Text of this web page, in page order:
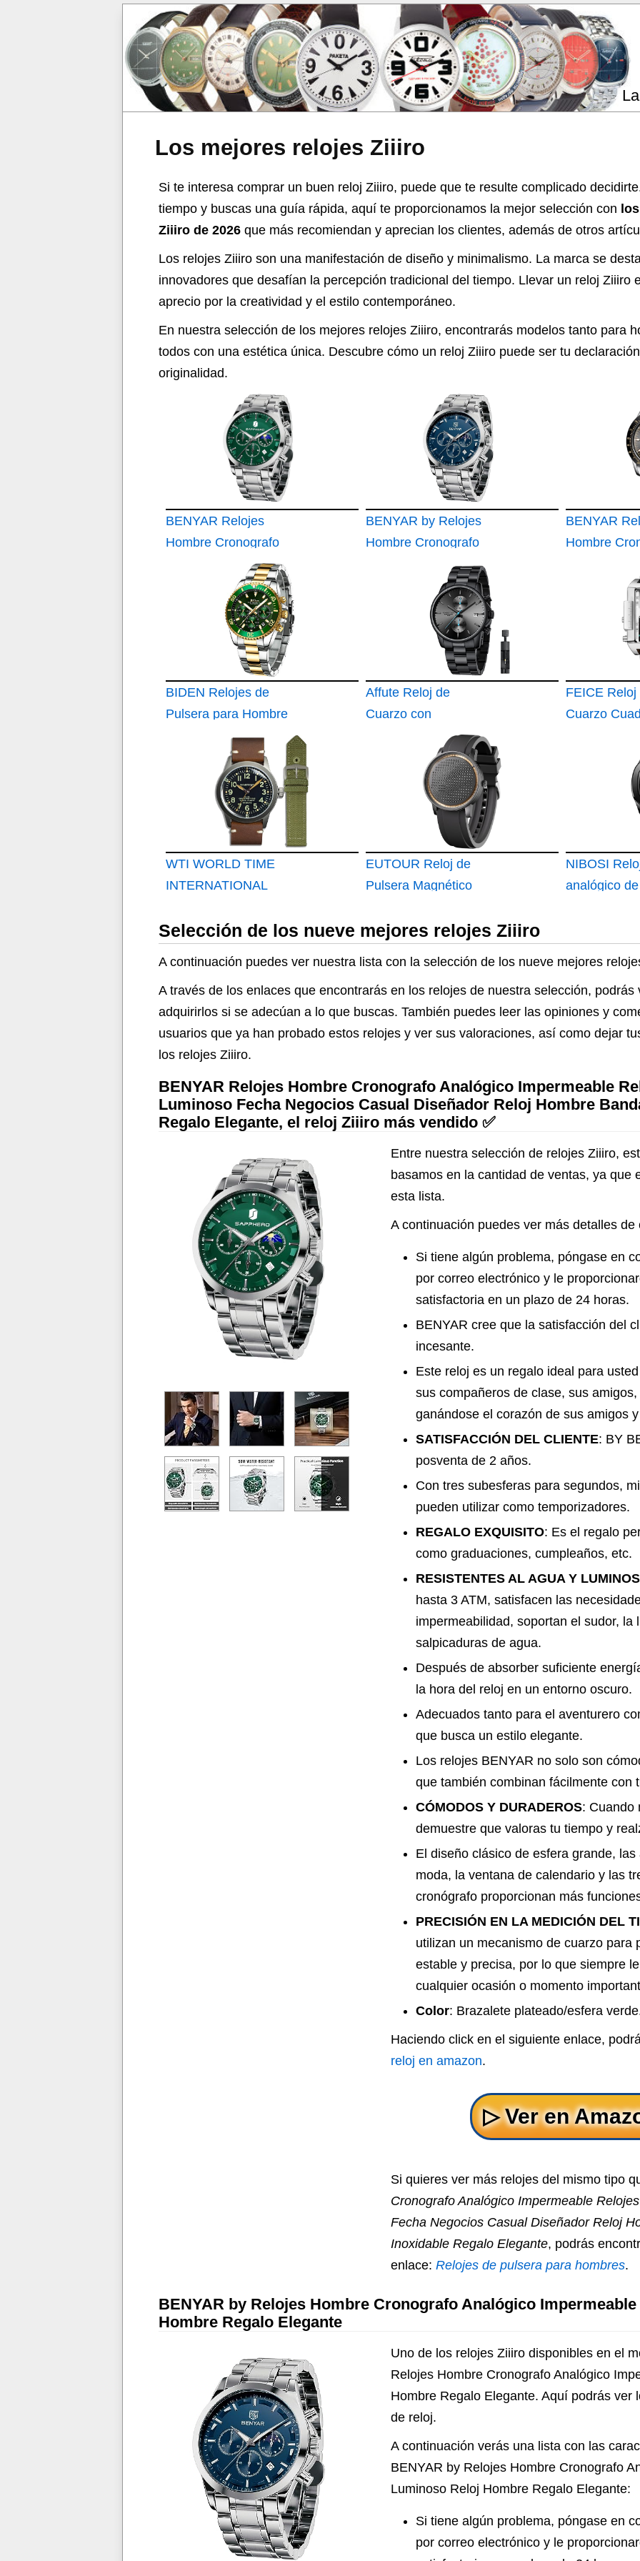
Los mejores relojes Ziiiro
Si te interesa comprar un buen reloj Ziiiro, puede que te resulte complicado
tiempo y buscas una guía rápida, aquí te proporcionamos la mejor selección con
Ziiiro de 2026 que más recomiendan y aprecian los clientes, además de otros
Los relojes Ziiiro son una manifestación de diseño y minimalismo. La marca se
innovadores que desafían la percepción tradicional del tiempo. Llevar un reloj Ziiiro
aprecio por la creatividad y el estilo contemporáneo.
En nuestra selección de los mejores relojes Ziiiro, encontrarás modelos tanto para
todos con una estética única. Descubre cómo un reloj Ziiiro puede ser tu
originalidad.
BENYAR Relojes
Hombre Cronografo
Impermeable Relojes
de Pulsera Luminoso
Fecha Negocios
Casual Diseñador
Reloj Hombre Banda
de Acero Inoxidable
Regalo Elegante
BENYAR by Relojes
Hombre Cronografo
Impermeable
Luminoso Reloj
Hombre Regalo
BENYAR
Hombre
Movimiento
Cuarzo
Luminoso
Reloj
Hombre
Cuero
Casual
Regalo para
BIDEN Relojes de
Pulsera para Hombre
con cronógrafo
Affute Reloj de
Cuarzo con
cronógrafo de Acero
Inoxidable y Metal
FEICE Reloj
Cuarzo
Relojes de
Japonés
Hombres
Pulsera
Hombres
WTI WORLD TIME
INTERNATIONAL
Aviador Inspirado en
Segunda Guerra
Mundial: Edición
Vintage Limitada y
Numerada para
Coleccionistas con
Extras Incluidos
EUTOUR Reloj de
Pulsera Magnético
Acero Esfera con
Correa de Silicona
Cristal de Vidrio
Diseño Único Nuevo
NIBOSI
analógico
Selección de los nueve mejores relojes Ziiiro
A continuación puedes ver nuestra lista con la selección de los nueve mejores
A través de los enlaces que encontrarás en los relojes de nuestra selección,
adquirirlos si se adecúan a lo que buscas. También puedes leer las opiniones y
usuarios que ya han probado estos relojes y ver sus valoraciones, así como dejar
los relojes Ziiiro.
BENYAR Relojes Hombre Cronografo Analógico Impermeable
Luminoso Fecha Negocios Casual Diseñador Reloj Hombre
Regalo Elegante, el reloj Ziiiro más vendido ✅
Entre nuestra selección de relojes Ziiiro,
basamos en la cantidad de ventas, ya que
esta lista.
A continuación puedes ver más detalles de
Si tiene algún problema, póngase en
por correo electrónico y le
satisfactoria en un plazo de 24 horas.
BENYAR cree que la satisfacción del
incesante.
Este reloj es un regalo ideal para
sus compañeros de clase, sus
ganándose el corazón de sus amigos
SATISFACCIÓN DEL CLIENTE: BY
posventa de 2 años.
Con tres subesferas para segundos,
pueden utilizar como temporizadores.
REGALO EXQUISITO: Es el regalo
como graduaciones, cumpleaños, etc.
RESISTENTES AL AGUA Y
hasta 3 ATM, satisfacen las
impermeabilidad, soportan el sudor, la
salpicaduras de agua.
Después de absorber suficiente
la hora del reloj en un entorno oscuro.
Adecuados tanto para el aventurero
que busca un estilo elegante.
Los relojes BENYAR no solo son
que también combinan fácilmente con
CÓMODOS Y DURADEROS: Cuando
demuestre que valoras tu tiempo y
El diseño clásico de esfera grande,
moda, la ventana de calendario y las
cronógrafo proporcionan más
PRECISIÓN EN LA MEDICIÓN DEL
utilizan un mecanismo de cuarzo para
estable y precisa, por lo que siempre
cualquier ocasión o momento
Color: Brazalete plateado/esfera
Haciendo click en el siguiente enlace,
reloj en amazon.
Si quieres ver más relojes del mismo tipo
Cronografo Analógico Impermeable
Fecha Negocios Casual Diseñador Reloj
Inoxidable Regalo Elegante, podrás
enlace: Relojes de pulsera para hombres.
BENYAR by Relojes Hombre Cronografo Analógico
Hombre Regalo Elegante
Uno de los relojes Ziiiro disponibles en el
Relojes Hombre Cronografo Analógico
Hombre Regalo Elegante. Aquí podrás ver
de reloj.
A continuación verás una lista con las
BENYAR by Relojes Hombre Cronografo
Luminoso Reloj Hombre Regalo Elegante:
Si tiene algún problema, póngase en
por correo electrónico y le